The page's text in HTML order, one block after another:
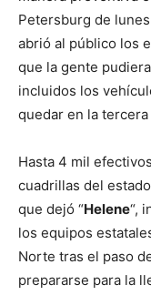
Petersburg de
abrió al público los
que la gente
incluidos los
quedar en la
Hasta 4 mil
cuadrillas del
que dejó “Helene“,
los equipos
Norte tras el paso
prepararse para la